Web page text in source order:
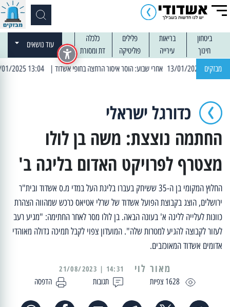
ביטחון בריאות פלילים
כלכלה
חינוך
עירייה פוליטיקה דת ומסורת
עוד נושאים
מבזקים | 13:04 14/01/2025 עובדים בלילות: עבודות קרצוף וריבוד אספלט
כדורגל ישראלי
החתמה נוצצת: משה בן לולו
מצטרף לפרויקט האדום בליגה ב'
החלוץ המקומי בן ה-35 ששיחק בעברו בליגת העל במדי מ.ס אשדוד ובית"ר
ירושלים, הוצג בקבוצת הפועל אשדוד של שרלי אטיאס כרכש שמהווה הצהרת
כוונות לעלייה לליגה א' בעונה הבאה. בן לולו מסר לאחר החתימה: "מגיע רעב
לעזור לקבוצה להגיע למטרות שלה". המועדון צפוי לקבל תמיכה גדולה מאוהדי
אדומים אשדוד המאוכזבים.
1628 צפיות תגובות הדפסה
מאור לוי 14:31 | 21/08/2023